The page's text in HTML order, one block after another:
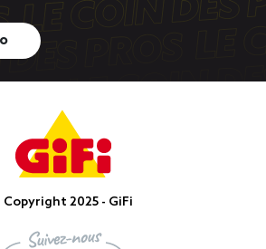
Copyright 2025 - GiFi